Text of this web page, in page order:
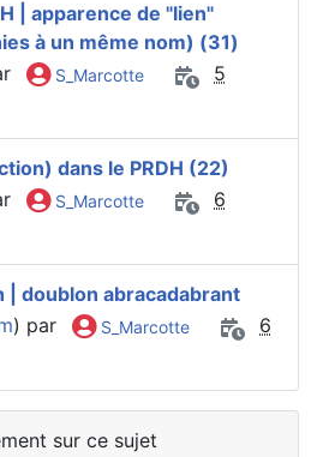
| apparence de "lien"
à un même nom) (31)
S_Marcotte
5
dans le PRDH (22)
S_Marcotte
6
| doublon abracadabrant
) par S_Marcotte
6
sur ce sujet